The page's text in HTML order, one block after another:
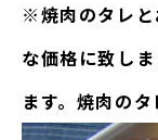
※焼肉のタレと
な価格に致し
ます。焼肉の